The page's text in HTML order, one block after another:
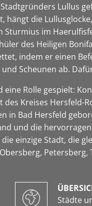
Lullus
die
Sturmius im
des Heiligen
indem er einen
Scheunen ab.
eine Rolle gespielt:
Kreises
in Bad Hersfeld
und die
einzige Stadt, die
Städte